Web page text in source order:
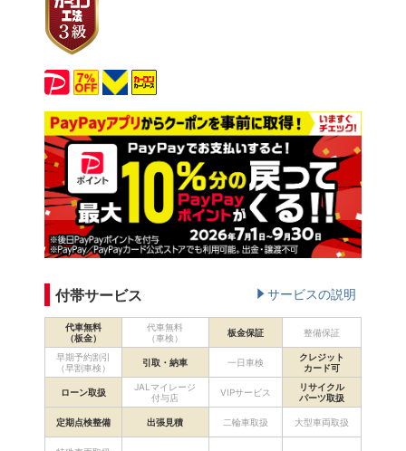
付帯サービス サービスの説明
代車無料
（板金）
代車無料
（車検）
板金保証 整備保証
早期予約割引
（早割車検）
引取・納車 一日車検
クレジット
カード可
ローン取扱
JALマイレージ
付与店
VIPサービス
リサイクル
パーツ取扱
定期点検整備 出張見積 二輪車取扱 大型車両取扱